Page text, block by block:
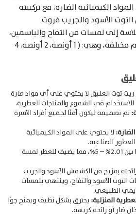
الكيميائية الضارة، مع تركيبته
الأسود والجريب فروت
إلى لمسات من التفاح والياسمين،
ويأتي هذا الزيت بأحجام مختلفة، وهي:​ ( 1 أونصة، 2 أونصة، 4
زيت توت العليق لا يحتوي على أي مواد ضارة
في الشموع والمنتجات العطرية.
تم تصميمه ليكون آمنًا لجميع أفراد الأسرة
لا يحتوي على المواد الكيميائية
الصناعية.
تتراوح نسبتها بين 2.01% – 5%، مما يضيف للعطر لمسة
بمزيج من الكشمش الأسود والجريب
التوت الأسود والتفاح، وينتهي بلمسات
الطبيعي.
المنزلية: يحترق بشكل نظيف ويمنح جوًا
ضار أو رائحة كريهة.